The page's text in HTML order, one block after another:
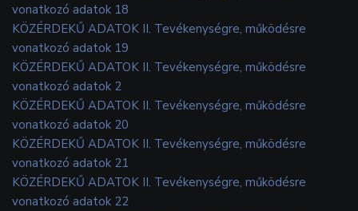
vonatkozó adatok 18
KÖZÉRDEKŰ ADATOK II. Tevékenységre, működésre
vonatkozó adatok 19
KÖZÉRDEKŰ ADATOK II. Tevékenységre, működésre
vonatkozó adatok 2
KÖZÉRDEKŰ ADATOK II. Tevékenységre, működésre
vonatkozó adatok 20
KÖZÉRDEKŰ ADATOK II. Tevékenységre, működésre
vonatkozó adatok 21
KÖZÉRDEKŰ ADATOK II. Tevékenységre, működésre
vonatkozó adatok 22